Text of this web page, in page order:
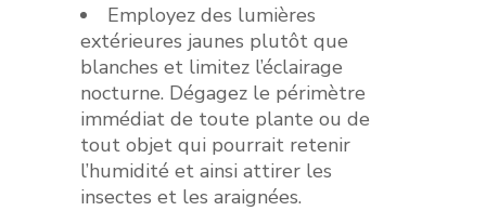
Employez des lumières
extérieures jaunes plutôt que
blanches et limitez l’éclairage
nocturne. Dégagez le périmètre
immédiat de toute plante ou de
tout objet qui pourrait retenir
l’humidité et ainsi attirer les
insectes et les araignées.